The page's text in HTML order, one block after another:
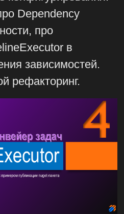
Dependency
про
в
зависимостей.
рефакторинг.